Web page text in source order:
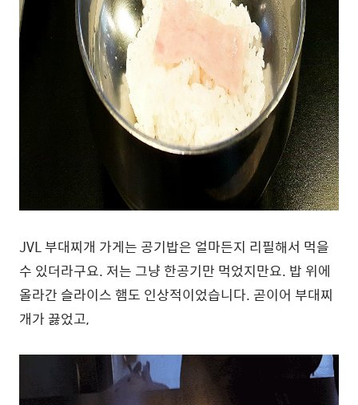
JVL 부대찌개 가게는 공기밥은 얼마든지 리필해서 먹을
수 있더라구요. 저는 그냥 한공기만 먹었지만요. 밥 위에
올라간 슬라이스 햄도 인상적이었습니다. 곧이어 부대찌
개가 끓었고,